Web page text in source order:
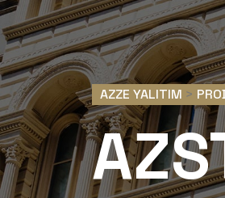
AZZE YALITIM >